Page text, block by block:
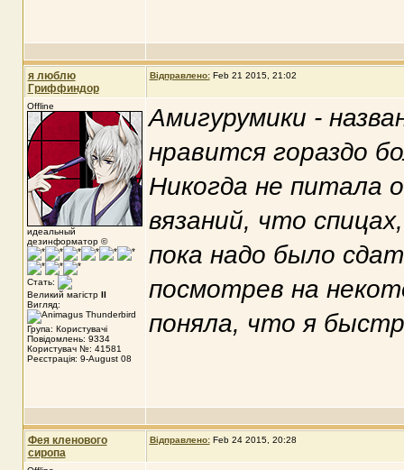
я люблю
Гриффиндор
Відправлено: Feb 21 2015, 21:02
Offline
идеальный
дезинформатор ©
Стать:
Великий магістр II
Вигляд:
Група: Користувачі
Повідомлень: 9334
Користувач №: 41581
Реєстрація: 9-August 08
Амигурумики -
нравится гораздо
Никогда не питала
вязаний, что
пока надо было
посмотрев на
поняла, что я
Фея кленового
сиропа
Відправлено: Feb 24 2015, 20:28